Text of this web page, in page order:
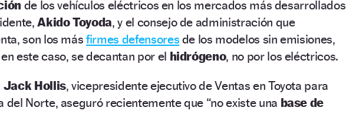
de los vehículos eléctricos en los mercados más
Akido Toyoda, y el consejo de administración que
son los másfirmes defensores de los modelos sin emisiones,
este caso, se decantan por el hidrógeno, no por los eléctricos.
Jack Hollis, vicepresidente ejecutivo de Ventas en Toyota para
del Norte, aseguró recientemente que “no existe una base de